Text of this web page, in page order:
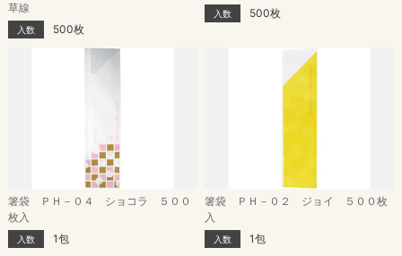
草線
入数 500枚
入数 500枚
箸袋 ＰＨ－０４ ショコラ ５００
枚入
入数 1包
箸袋 ＰＨ－０２ ジョイ ５００枚
入
入数 1包